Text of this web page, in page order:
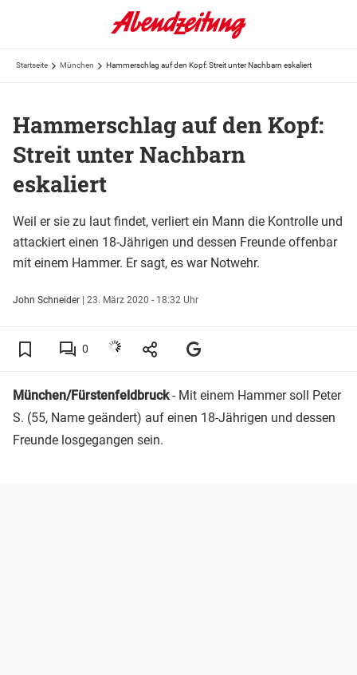
Startseite München Hammerschlag auf den Kopf: Streit unter Nachbarn eskaliert
Hammerschlag auf den Kopf:
Streit unter Nachbarn
eskaliert
Weil er sie zu laut findet, verliert ein Mann die Kontrolle und
attackiert einen 18-Jährigen und dessen Freunde offenbar
mit einem Hammer. Er sagt, es war Notwehr.
John Schneider | 23. März 2020 - 18:32 Uhr
0
München/Fürstenfeldbruck- Mit einem Hammer soll Peter
S. (55, Name geändert) auf einen 18-Jährigen und dessen
Freunde losgegangen sein.